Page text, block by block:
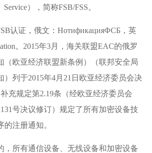
），简称FSB/FSS。
认证，俄文：НотификацияФСБ，英
。2015年3月，海关联盟EAC的俄罗
（欧亚经济联盟新条例）（联邦安全局
）列于2015年4月21日欧亚经济委员会决
充规定第2.19条（经欧亚经济委员会
号决议修订）规定了所有加密设备技
注册通知。
，所有通信设备、无线设备和加密设备